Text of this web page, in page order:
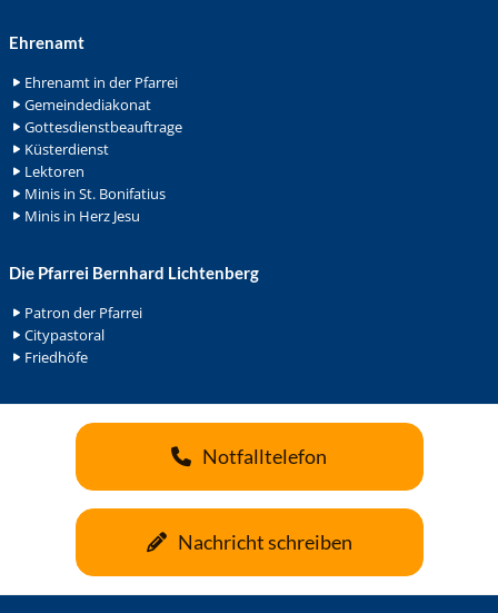
Ehrenamt
Ehrenamt in der Pfarrei
Gemeindediakonat
Gottesdienstbeauftrage
Küsterdienst
Lektoren
Minis in St. Bonifatius
Minis in Herz Jesu
Die Pfarrei Bernhard Lichtenberg
Patron der Pfarrei
Citypastoral
Friedhöfe
Notfalltelefon
Nachricht schreiben